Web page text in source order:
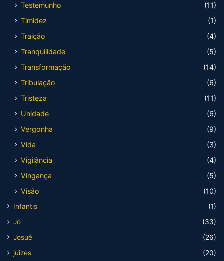
Testemunho
(11)
Timidez
(1)
Traição
(4)
Tranquilidade
(5)
Transformação
(14)
Tribulação
(6)
Tristeza
(11)
Unidade
(6)
Vergonha
(9)
Vida
(3)
Vigilância
(4)
Vingança
(5)
Visão
(10)
Infantis
(1)
Jó
(33)
Josué
(26)
juizes
(20)